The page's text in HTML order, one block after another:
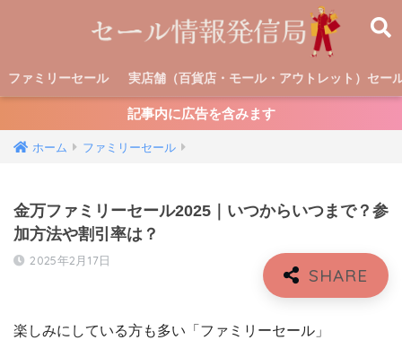
ファミリーセール 実店舗（百貨店・モール・アウトレット）セー
記事内に広告を含みます
ホーム ファミリーセール
金万ファミリーセール2025｜いつからいつまで？参
加方法や割引率は？
2025年2月17日
楽しみにしている方も多い「ファミリーセール」